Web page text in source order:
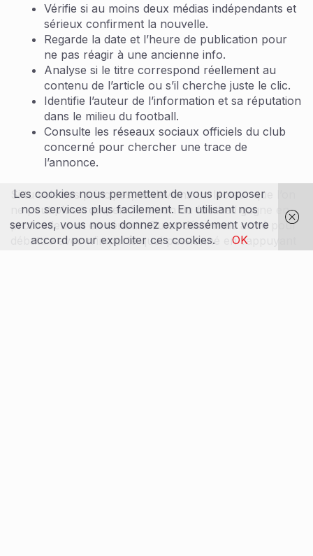
Vérifie si au moins deux médias indépendants et
sérieux confirment la nouvelle.
Regarde la date et l’heure de publication pour
ne pas réagir à une ancienne info.
Analyse si le titre correspond réellement au
contenu de l’article ou s’il cherche juste le clic.
Identifie l’auteur de l’information et sa réputation
dans le milieu du football.
Consulte les réseaux sociaux officiels du club
concerné pour chercher une trace de
l’annonce.
Si tu suis ces principes, tu deviens un lecteur que l’on
ne peut plus tromper. Ta vision du football gagne en
profondeur et en sérieux. Tu es désormais armé pour
débattre avec n’importe quel passionné en t’appuyant
Les cookies nous permettent de vous proposer
nos services plus facilement. En utilisant nos
services, vous nous donnez expressément votre
accord pour exploiter ces cookies.
OK